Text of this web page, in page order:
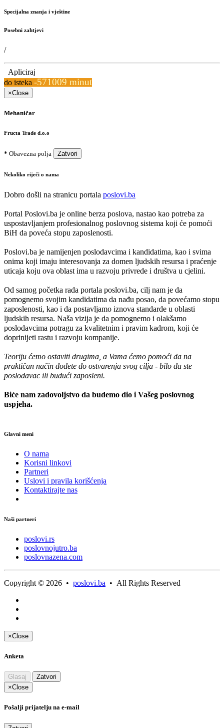
Specijalna znanja i vještine
Posebni zahtjevi
/
Apliciraj
do isteka -571009 minut
×Close
Mehaničar
Fructa Trade d.o.o
* Obavezna polja Zatvori
Nekoliko riječi o nama
Dobro došli na stranicu portala poslovi.ba
Portal Poslovi.ba je online berza poslova, nastao kao potreba za
uspostavljanjem profesionalnog poslovnog sistema koji će pomoći
BiH da poveća stopu zaposlenosti.
Poslovi.ba je namijenjen poslodavcima i kandidatima, kao i svima
onima koji imaju interesovanja za domen ljudskih resursa i praćenje
uticaja koju ova oblast ima u razvoju privrede i društva u cjelini.
Od samog početka rada portala poslovi.ba, cilj nam je da
pomognemo svojim kandidatima da nađu posao, da povećamo stopu
zaposlenosti, kao i da postavljamo iznova standarde u oblasti
ljudskih resursa. Naša vizija je da pomognemo i olakšamo
poslodavcima potragu za kvalitetnim i pravim kadrom, koji će
doprinijeti rastu i razvoju kompanije.
Teoriju ćemo ostaviti drugima, a Vama ćemo pomoći da na
praktičan način dođete do ostvarenja svog cilja - bilo da ste
poslodavac ili budući zaposleni.
Biće nam zadovoljstvo da budemo dio i Vašeg poslovnog
uspjeha.
Glavni meni
O nama
Korisni linkovi
Partneri
Uslovi i pravila korišćenja
Kontaktirajte nas
Naši partneri
poslovi.rs
poslovnojutro.ba
poslovnazena.com
Copyright © 2026 • poslovi.ba • All Rights Reserved
×Close
Anketa
Glasaj
Zatvori
×Close
Pošalji prijatelju na e-mail